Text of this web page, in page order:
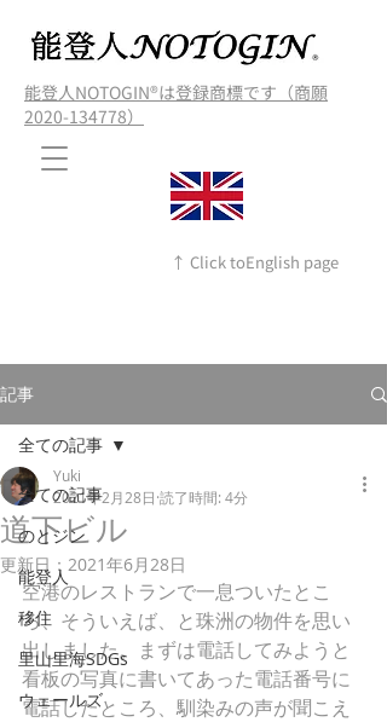
能登人NOTOGIN®️は登録商標です（商願
2020-134778）
↑ Click toEnglish page
記事
全ての記事
のとジン
能登人
移住
里山里海SDGs
ウェールズ
全ての記事
道下ビル
Yuki
2021年2月28日 読了時間: 4分
更新日： 2021年6月28日
空港のレストランで一息ついたとこ
ろ、そういえば、と珠洲の物件を思い
出しました。まずは電話してみようと
看板の写真に書いてあった電話番号に
電話したところ、馴染みの声が聞こえ